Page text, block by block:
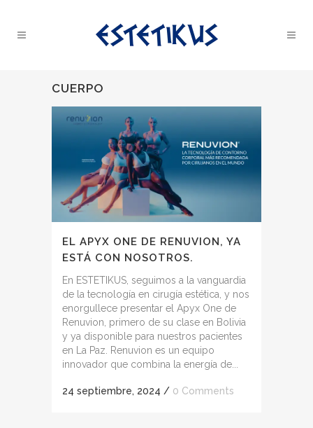
CUERPO
EL APYX ONE DE RENUVION, YA
ESTÁ CON NOSOTROS.
En ESTETIKUS, seguimos a la vanguardia
de la tecnología en cirugía estética, y nos
enorgullece presentar el Apyx One de
Renuvion, primero de su clase en Bolivia
y ya disponible para nuestros pacientes
en La Paz. Renuvion es un equipo
innovador que combina la energía de...
24 septiembre, 2024 / 0 Comments